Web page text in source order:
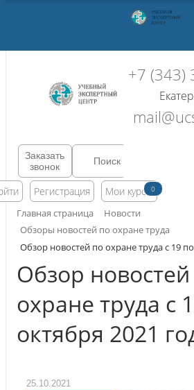
+7 (343)
Заказать
звонок
Регистрация Мои курсы0
Главная страница
Новости
Обзоры новостей по охране труда
Обзор новостей по охране труда с 19
Обзор
охране труда с
октября 2021
25.10.2021